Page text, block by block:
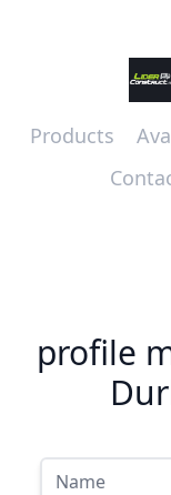
Products
profile